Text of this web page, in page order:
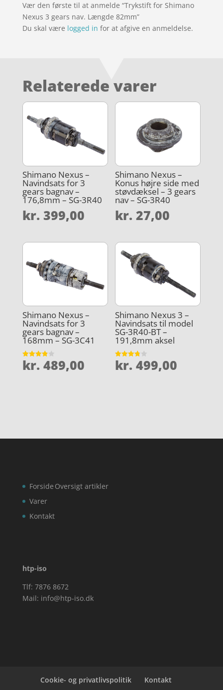
Vær den første til at anmelde “Trykstift for Shimano
Nexus 3 gears nav. Længde 82mm”
Du skal være logged in for at afgive en anmeldelse.
Relaterede varer
Shimano Nexus –
Navindsats for 3
gears bagnav –
176,8mm – SG-3R40
kr. 399,00
Shimano Nexus –
Konus højre side med
støvdæksel – 3 gears
nav – SG-3R40
kr. 27,00
Shimano Nexus –
Navindsats for 3
gears bagnav –
168mm – SG-3C41
Vurderet
3.9
kr. 489,00
Shimano Nexus 3 –
Navindsats til model
SG-3R40-BT –
191,8mm aksel
Vurderet
3.8
kr. 499,00
Forside
Varer
Kontakt
Oversigt artikler
htp-iso
Tlf: 7876 8672
Mail: info@htp-iso.dk
Cookie- og privatlivspolitik Kontakt